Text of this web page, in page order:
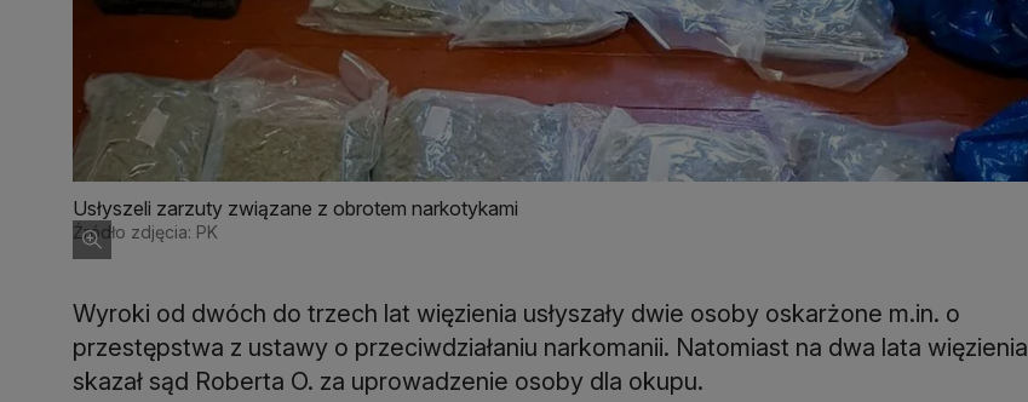
Usłyszeli zarzuty związane z obrotem narkotykami
Źródło zdjęcia: PK
Wyroki od dwóch do trzech lat więzienia usłyszały dwie osoby oskarżone m.in. o
przestępstwa z ustawy o przeciwdziałaniu narkomanii. Natomiast na dwa lata więzienia
skazał sąd Roberta O. za uprowadzenie osoby dla okupu.